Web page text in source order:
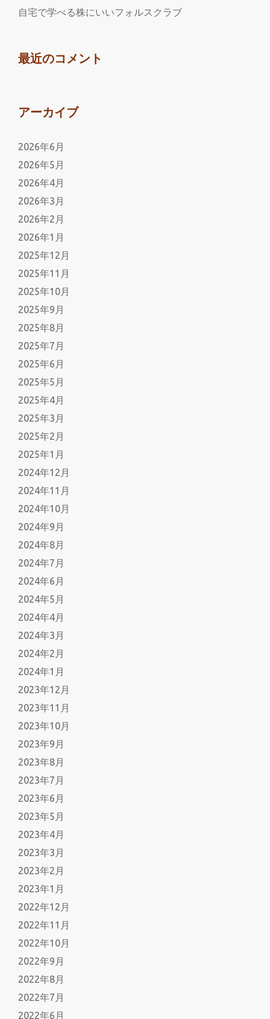
自宅で学べる株にいいフォルスクラブ
最近のコメント
アーカイブ
2026年6月
2026年5月
2026年4月
2026年3月
2026年2月
2026年1月
2025年12月
2025年11月
2025年10月
2025年9月
2025年8月
2025年7月
2025年6月
2025年5月
2025年4月
2025年3月
2025年2月
2025年1月
2024年12月
2024年11月
2024年10月
2024年9月
2024年8月
2024年7月
2024年6月
2024年5月
2024年4月
2024年3月
2024年2月
2024年1月
2023年12月
2023年11月
2023年10月
2023年9月
2023年8月
2023年7月
2023年6月
2023年5月
2023年4月
2023年3月
2023年2月
2023年1月
2022年12月
2022年11月
2022年10月
2022年9月
2022年8月
2022年7月
2022年6月